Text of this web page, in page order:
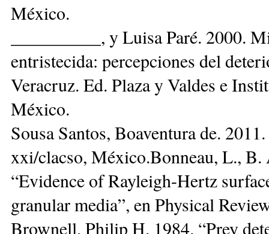
México.
__________, y Luisa Paré. 2000.
entristecida: percepciones del
Veracruz. Ed. Plaza y Valdes e
México.
Sousa Santos, Boaventura de.
xxi/clacso, México.Bonneau, L.,
“Evidence of Rayleigh-Hertz
granular media”, en Physical
Brownell, Philip H. 1984. “Prey